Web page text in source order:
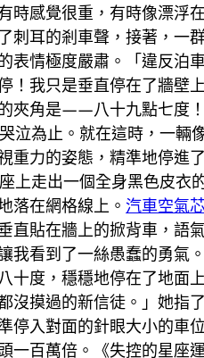
時感覺很重，有時像漂浮
刺耳的剎車聲，接著，一
表情極度嚴肅。「違反泊
！我只是垂直停在了牆壁
夾角是——八十九點七度
泣為止。就在這時，一輛
重力的姿態，精準地停進
上走出一個全身黑色皮衣
落在網格線上。汽車空氣
貼在牆上的掀背車，語
看到了一絲愚蠢的勇氣
十度，穩穩地停在了地面
摸過的新信徒。」她指
停入對面的針眼大小的車
一百萬倍。《失控的星座